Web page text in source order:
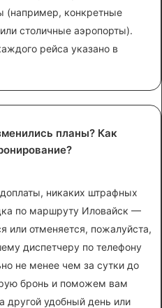
(например, конкретные
столичные аэропорты).
рейса указано в
планы? Как
никаких штрафных
по маршруту Иловайск —
или отменяется, пожалуйста,
диспетчеру по телефону
не менее чем за сутки до
бронь и поможем вам
другой удобный день или